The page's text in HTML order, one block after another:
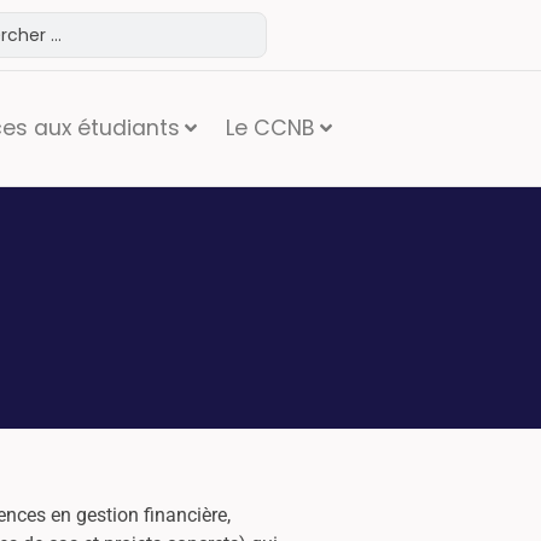
aux étudiants Le CCNB
en gestion financière,